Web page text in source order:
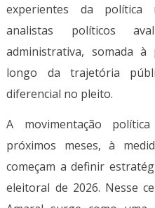
experientes da política
analistas políticos
administrativa, somada
longo da trajetória
diferencial no pleito.
A movimentação
próximos meses, à
começam a definir
eleitoral de 2026. Nesse